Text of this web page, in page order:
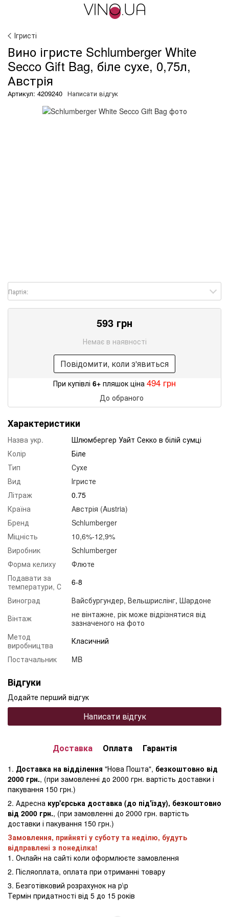
Ігристі
Вино ігристе Sсhlumberger White
Secco Gift Bag, біле сухе, 0,75л,
Австрія
Артикул: 4209240 Написати відгук
Партія:
593 грн
Немає в наявності
Повідомити, коли з'явиться
При купівлі 6+ пляшок ціна 494 грн
До обраного
Характеристики
Назва укр.
Шлюмбергер Уайт Секко в білій сумці
Колір
Біле
Тип
Сухе
Вид
Ігристе
Літраж
0.75
Країна
Австрія (Austria)
Бренд
Schlumberger
Міцність
10,6%-12,9%
Виробник
Schlumberger
Форма келиху
Флюте
Подавати за
температури, С
6-8
Виноград
Вайсбургундер, Вельшрислінг, Шардоне
Вінтаж
не вінтажне, рік може відрізнятися від
зазначеного на фото
Метод
виробництва
Класичний
Постачальник
MB
Відгуки
Додайте перший відгук
Написати відгук
Доставка Оплата Гарантія
1. Доставка на відділення "Нова Пошта", безкоштовно від
2000 грн., (при замовленні до 2000 грн. вартість доставки і
пакування 150 грн.)
2. Адресна кур'єрська доставка (до під'їзду), безкоштовно
від 2000 грн., (при замовленні до 2000 грн. вартість
доставки і пакування 150 грн.)
Замовлення, прийняті у суботу та неділю, будуть
відправлені з понеділка!
1. Онлайн на сайті коли оформлюєте замовлення
2. Післяоплата, оплата при отриманні товару
3. Безготівковий розрахунок на р\р
Термін придатності від 5 до 15 років